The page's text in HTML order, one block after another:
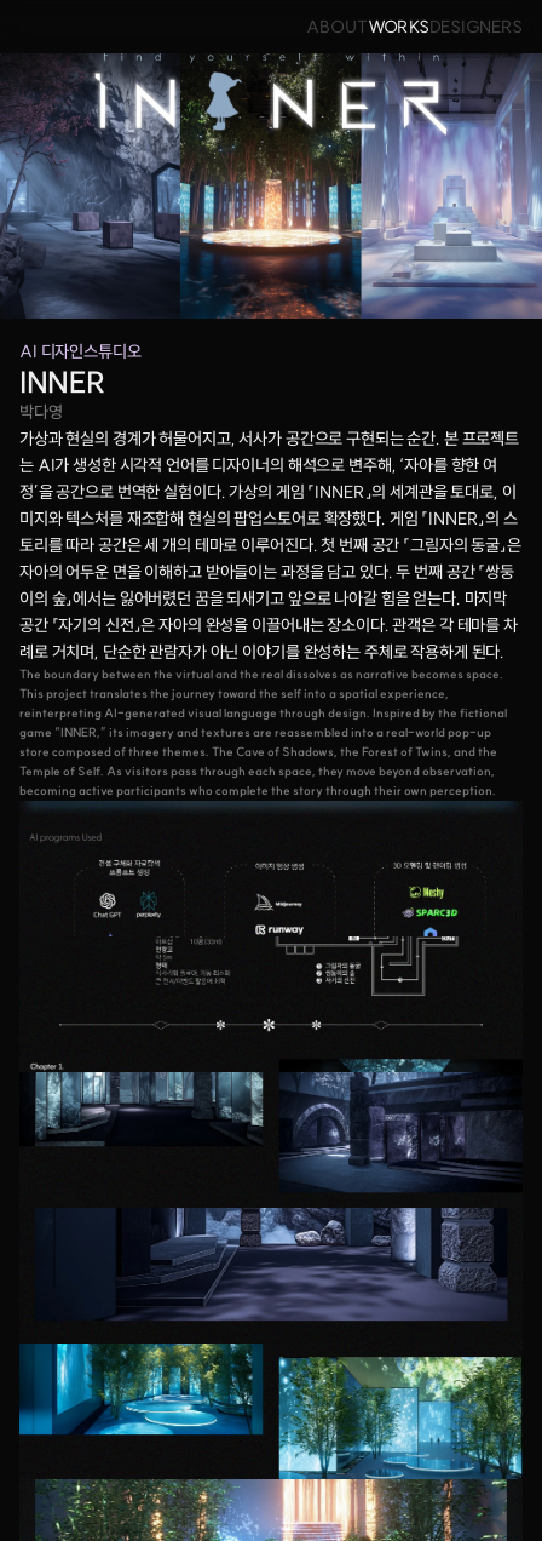
ABOUTWORKSDESIGNERS
AI 디자인스튜디오
INNER
박다영
가상과 현실의 경계가 허물어지고, 서사가 공간으로 구현되는 순간. 본 프로젝트
는 AI가 생성한 시각적 언어를 디자이너의 해석으로 변주해, ‘자아를 향한 여
정’을 공간으로 번역한 실험이다. 가상의 게임 「INNER」의 세계관을 토대로, 이
미지와 텍스처를 재조합해 현실의 팝업스토어로 확장했다. 게임 「INNER」의 스
토리를 따라 공간은 세 개의 테마로 이루어진다. 첫 번째 공간 「그림자의 동굴」은
자아의 어두운 면을 이해하고 받아들이는 과정을 담고 있다. 두 번째 공간 「쌍둥
이의 숲」에서는 잃어버렸던 꿈을 되새기고 앞으로 나아갈 힘을 얻는다. 마지막
공간 「자기의 신전」은 자아의 완성을 이끌어내는 장소이다. 관객은 각 테마를 차
례로 거치며, 단순한 관람자가 아닌 이야기를 완성하는 주체로 작용하게 된다.
The boundary between the virtual and the real dissolves as narrative becomes space.
This project translates the journey toward the self into a spatial experience,
reinterpreting AI-generated visual language through design. Inspired by the fictional
game “INNER,” its imagery and textures are reassembled into a real-world pop-up
store composed of three themes. The Cave of Shadows, the Forest of Twins, and the
Temple of Self. As visitors pass through each space, they move beyond observation,
becoming active participants who complete the story through their own perception.